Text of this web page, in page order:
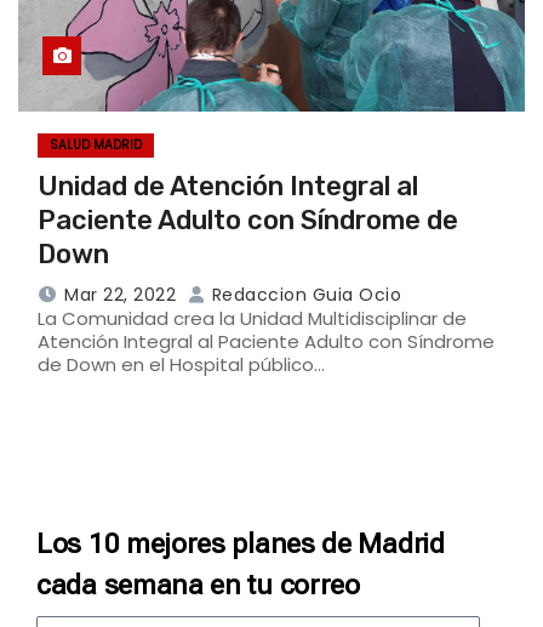
SALUD MADRID
Unidad de Atención Integral al
Paciente Adulto con Síndrome de
Down
Mar 22, 2022 Redaccion Guia Ocio
La Comunidad crea la Unidad Multidisciplinar de
Atención Integral al Paciente Adulto con Síndrome
de Down en el Hospital público…
Los 10 mejores planes de Madrid
cada semana en tu correo